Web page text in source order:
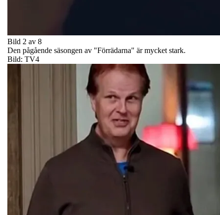
Bild 2 av 8
Den pågående säsongen av "Förrädarna" är mycket stark.
Bild: TV4